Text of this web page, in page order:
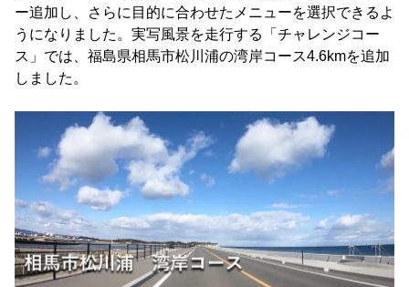
ー追加し、さらに目的に合わせたメニューを選択できるよ
うになりました。実写風景を走行する「チャレンジコー
ス」では、福島県相馬市松川浦の湾岸コース4.6kmを追加
しました。